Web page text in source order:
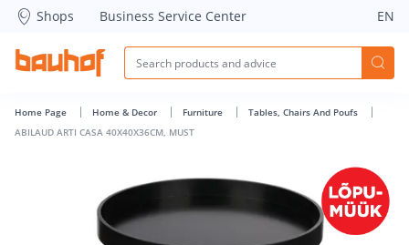
ABILAUD ARTI CASA 40X40X36CM, MUST - Bauhof has
Shops Business Service Center EN
Home Page Home & Decor Furniture
Tables, Chairs And Poufs
ABILAUD ARTI CASA 40X40X36CM, MUST